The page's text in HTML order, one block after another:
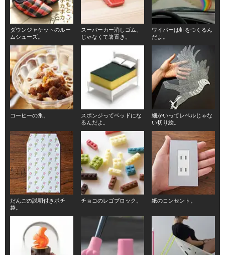
ダウンジャケットのルー
ムシューズ。
スーパーカー消しゴム、
じゃなくて箸置き。
ワイパーは虹をつくるん
だよ。
コーヒーの氷。
スポンジってベッドにな
るんだよ。
細かいってレベルじゃな
い切り絵。
だんごの説明付きポチ
袋。
チョコのレゴブロック。 紙のコンセント。